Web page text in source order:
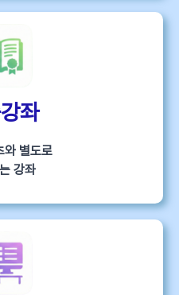
좌
와 별도로
강좌